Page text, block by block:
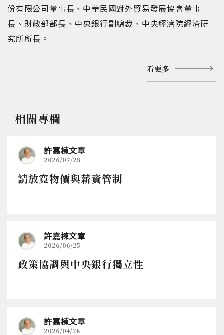
份有限公司董事長、中華民國對外貿易發展協會董事
長、財政部部長、中央銀行副總裁、中央經濟院經濟研
究所所長。
看更多
相關專欄
許嘉棟文章
2026/07/28
請放寬物價與薪資管制
許嘉棟文章
2026/06/25
政策協調與中央銀行獨立性
許嘉棟文章
2026/04/28